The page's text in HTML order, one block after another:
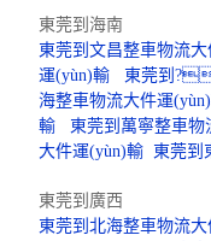
東莞到海南
東莞到文昌整車物流
運(yùn)輸
東莞到
海整車物流大件運
輸
東莞到萬寧整車物
大件運(yùn)輸 東莞到
東莞到廣西
東莞到北海整車物流